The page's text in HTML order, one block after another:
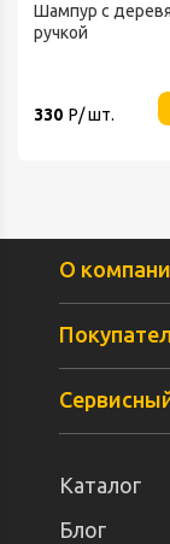
Шампур с
ручкой
330 Р/ шт.
О
Каталог
Блог